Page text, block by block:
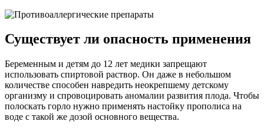
Существует ли опасность применения
Беременным и детям до 12 лет медики запрещают
использовать спиртовой раствор. Он даже в небольшом
количестве способен навредить неокрепшему детскому
организму и спровоцировать аномалии развития плода. Чтобы
полоскать горло нужно применять настойку прополиса на
воде с такой же дозой основного вещества.